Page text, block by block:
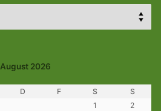
August 2026
D F S
S
1
2